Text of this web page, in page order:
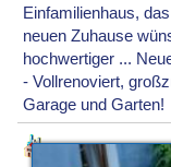
Einfamilienhaus,
neuen Zuhause
hochwertiger ...
- Vollrenoviert,
Garage und Garten!